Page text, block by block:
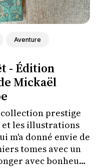
Aventure
- Édition
Mickaël
collection prestige
les illustrations
m'a donné envie de
tomes avec un
avec bonheur